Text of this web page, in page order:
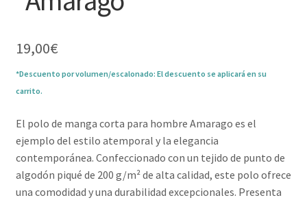
19,00€
*Descuento por volumen/escalonado: El descuento se aplicará en su
carrito.
El polo de manga corta para hombre Amarago es el
ejemplo del estilo atemporal y la elegancia
contemporánea. Confeccionado con un tejido de punto de
algodón piqué de 200 g/m² de alta calidad, este polo ofrece
una comodidad y una durabilidad excepcionales. Presenta